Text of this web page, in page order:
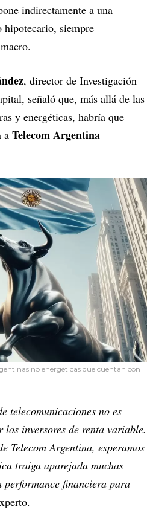
indirectamente a una
hipotecario, siempre
, director de Investigación
señaló que, más allá de las
y energéticas, habría que
a Telecom Argentina
no energéticas que cuentan con
telecomunicaciones no es
inversores de renta variable.
Telecom Argentina, esperamos
traiga aparejada muchas
performance financiera para